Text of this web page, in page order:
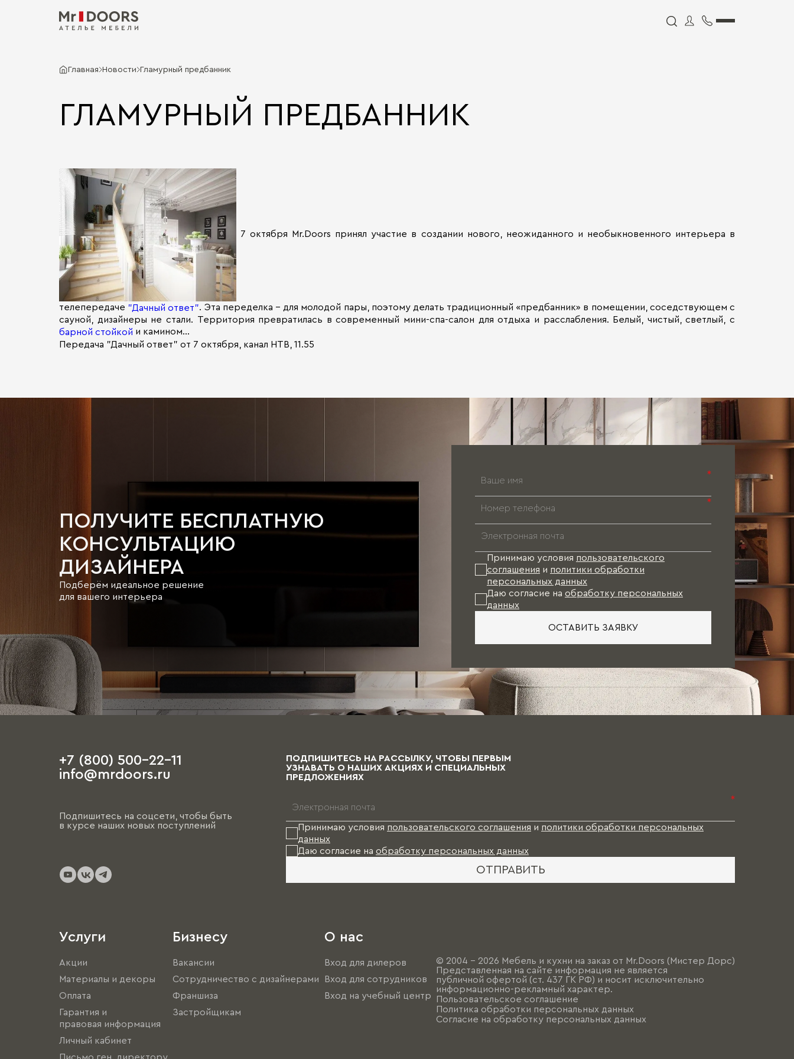
Главная Новости Гламурный предбанник
ГЛАМУРНЫЙ ПРЕДБАННИК
7 октября Mr.Doors принял участие в создании нового, неожиданного и необыкновенного интерьера в
телепередаче "Дачный ответ". Эта переделка – для молодой пары, поэтому делать традиционный «предбанник» в помещении, соседствующем с
сауной, дизайнеры не стали. Территория превратилась в современный мини-спа-салон для отдыха и расслабления. Белый, чистый, светлый, с
барной стойкой и камином...
Передача "Дачный ответ" от 7 октября, канал НТВ, 11.55
ПОЛУЧИТЕ БЕСПЛАТНУЮ
КОНСУЛЬТАЦИЮ
ДИЗАЙНЕРА
Подберём идеальное решение
для вашего интерьера
*
*
Принимаю условия пользовательского
соглашения и политики обработки
персональных данных
Даю согласие на обработку персональных
данных
ОСТАВИТЬ ЗАЯВКУ
+7 (800) 500-22-11
info@mrdoors.ru
Подпишитесь на соцсети, чтобы быть
в курсе наших новых поступлений
ПОДПИШИТЕСЬ НА РАССЫЛКУ, ЧТОБЫ ПЕРВЫМ
УЗНАВАТЬ О НАШИХ АКЦИЯХ И СПЕЦИАЛЬНЫХ
ПРЕДЛОЖЕНИЯХ
*
Принимаю условия пользовательского соглашения и политики обработки персональных
данных
Даю согласие на обработку персональных данных
ОТПРАВИТЬ
Услуги
Акции
Материалы и декоры
Оплата
Гарантия и
правовая информация
Личный кабинет
Бизнесу
Вакансии
Сотрудничество с дизайнерами
Франшиза
Застройщикам
О нас
Вход для дилеров
Вход для сотрудников
Вход на учебный центр
© 2004 - 2026 Мебель и кухни на заказ от Mr.Doors (Мистер Дорс)
Представленная на сайте информация не является
публичной офертой (ст. 437 ГК РФ) и носит исключительно
информационно-рекламный характер.
Пользовательское соглашение
Политика обработки персональных данных
Согласие на обработку персональных данных